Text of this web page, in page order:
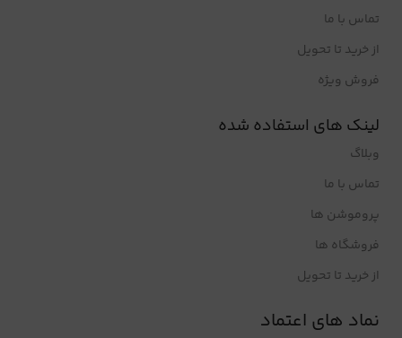
تماس با ما
از خرید تا تحویل
فروش ویژه
لینک های استفاده شده
وبلاگ
تماس با ما
پروموشن ها
فروشگاه ها
از خرید تا تحویل
نماد های اعتماد